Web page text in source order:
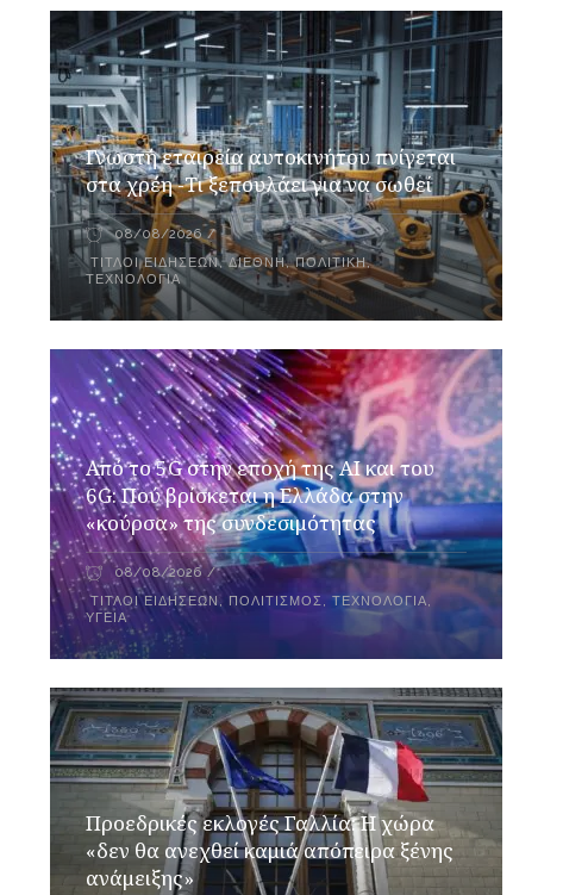
Γνωστή εταιρεία αυτοκινήτου πνίγεται
στα χρέη -Τι ξεπουλάει για να σωθεί
08/08/2026
ΤΊΤΛΟΙ ΕΙΔΉΣΕΩΝ,ΔΙΕΘΝΉ,ΠΟΛΙΤΙΚΉ,
ΤΕΧΝΟΛΟΓΊΑ
Από το 5G στην εποχή της AI και του
6G: Πού βρίσκεται η Ελλάδα στην
«κούρσα» της συνδεσιμότητας
08/08/2026
ΤΊΤΛΟΙ ΕΙΔΉΣΕΩΝ , ΠΟΛΙΤΙΣΜΌΣ,ΤΕΧΝΟΛΟΓΊΑ,
ΥΓΕΊΑ
Προεδρικές εκλογές Γαλλία: Η χώρα
«δεν θα ανεχθεί καμιά απόπειρα ξένης
ανάμειξης»